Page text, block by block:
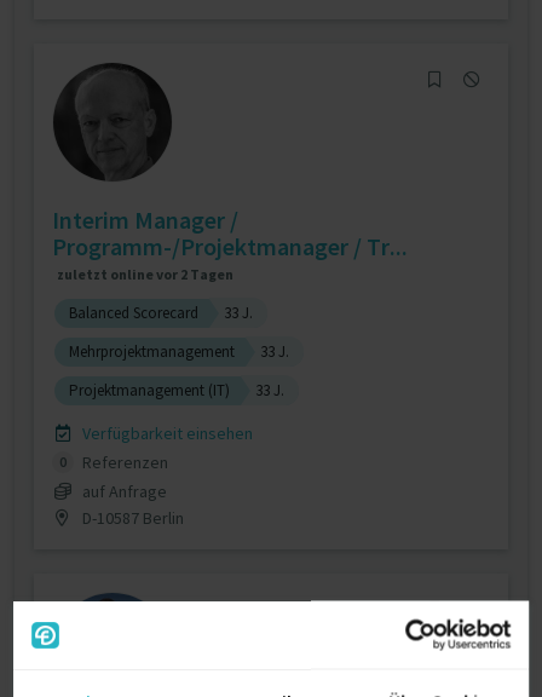
Interim Manager /
Programm-/Projektmanager / Tr...
zuletzt online vor 2 Tagen
Balanced Scorecard
33 J.
Mehrprojektmanagement
33 J.
Projektmanagement (IT)
33 J.
Verfügbarkeit einsehen
0
Referenzen
auf Anfrage
D-10587 Berlin